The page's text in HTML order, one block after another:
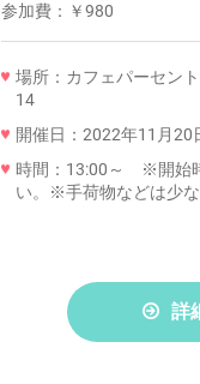
参加費： ￥980
場所：カフェパーセン
14
開催日：2022年11月20
時間：13:00～ ※開始
い。※手荷物などは少
詳